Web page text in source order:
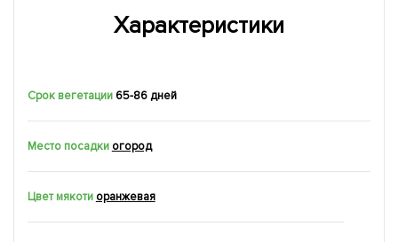
Характеристики
Срок вегетации 65-86 дней
Место посадки огород
Цвет мякоти оранжевая